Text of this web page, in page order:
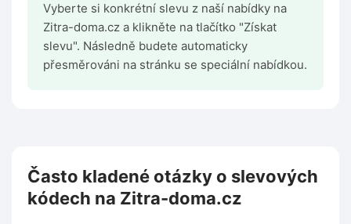
Vyberte si konkrétní slevu z naší nabídky na
Zitra-doma.cz a klikněte na tlačítko "Získat
slevu". Následně budete automaticky
přesměrováni na stránku se speciální nabídkou.
Často kladené otázky o slevových
kódech na Zitra-doma.cz